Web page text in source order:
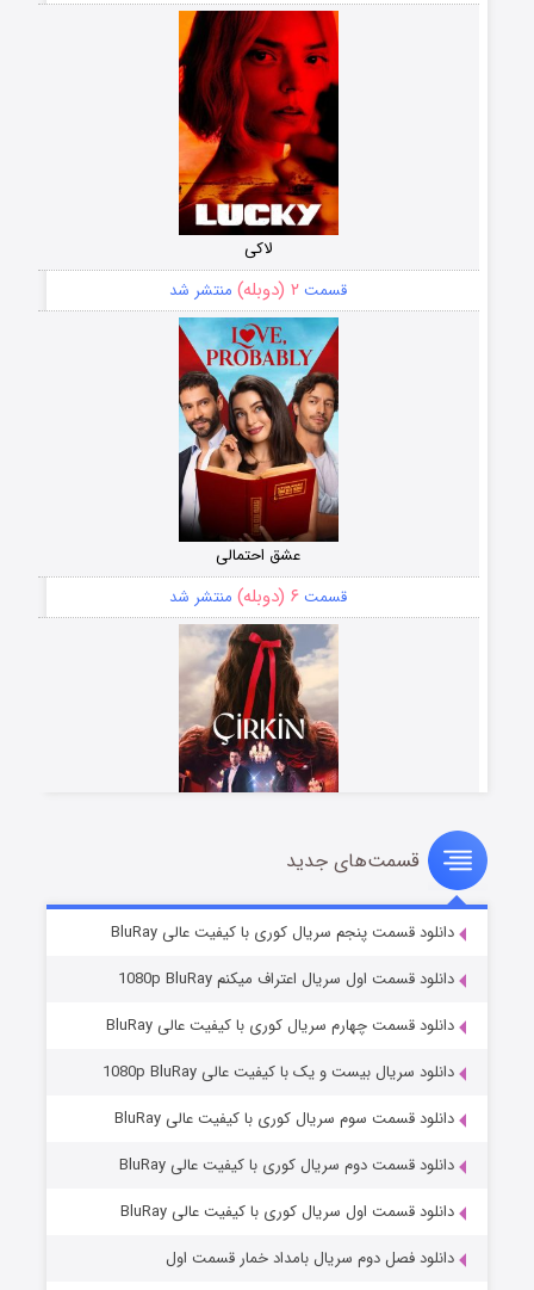
لاکی
قسمت ۲ (دوبله) منتشر شد
عشق احتمالی
قسمت ۶ (دوبله) منتشر شد
سریال زشت
قسمت۵ (زیرنویس) منتشر شد
وستی ها
قسمت۱ (زیرنویس) منتشر شد
قسمت‌های جدید
دانلود قسمت پنجم سریال کوری با کیفیت عالی BluRay
دانلود قسمت اول سریال اعتراف میکنم 1080p BluRay
دانلود قسمت چهارم سریال کوری با کیفیت عالی BluRay
دانلود سریال بیست و یک با کیفیت عالی 1080p BluRay
دانلود قسمت سوم سریال کوری با کیفیت عالی BluRay
دانلود قسمت دوم سریال کوری با کیفیت عالی BluRay
دانلود قسمت اول سریال کوری با کیفیت عالی BluRay
دانلود فصل دوم سریال بامداد خمار قسمت اول